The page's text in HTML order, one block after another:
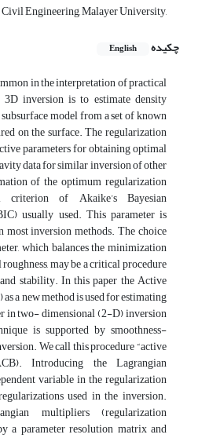
Engineering, Malayer University,
چکیده
English
in the interpretation of practical
inversion is to estimate density
model from a set of known
on the surface. The regularization
parameters for obtaining optimal
data for similar inversion of other
of the optimum regularization
criterion of Akaike’s Bayesian
usually used. This parameter is
inversion methods. The choice
which balances the minimization
may be a critical procedure
stability. In this paper the Active
a new method is used for estimating
in two- dimensional (2-D) inversion
is supported by smoothness-
We call this procedure “active
Introducing the Lagrangian
variable in the regularization
used in the inversion.
multipliers (regularization
a parameter resolution matrix and